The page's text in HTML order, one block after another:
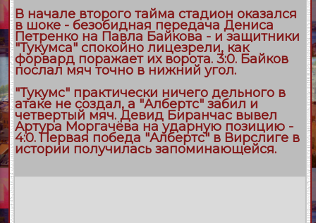
В начале второго тайма стадион оказался
в шоке - безобидная передача Дениса
Петренко на Павла Байкова - и защитники
"Тукумса" спокойно лицезрели, как
форвард поражает их ворота. 3:0. Байков
послал мяч точно в нижний угол.
"Тукумс" практически ничего дельного в
атаке не создал, а "Албертс" забил и
четвертый мяч. Девид Биранчас вывел
Артура Моргачёва на ударную позицию -
4:0. Первая победа "Албертс" в Вирслиге в
истории получилась запоминающейся.